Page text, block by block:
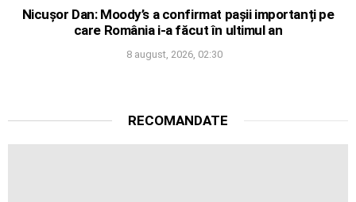
Nicușor Dan: Moody’s a confirmat pașii importanți pe
care România i-a făcut în ultimul an
8 august, 2026, 02:30
RECOMANDATE